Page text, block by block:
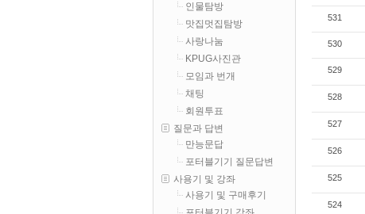
531
530
529
528
527
526
525
524
인물탐방
맛집멋집탐방
사랑나눔
KPUG사진관
모임과 번개
채팅
회원투표
질문과 답변
만능문답
포터블기기 질문답변
사용기 및 강좌
사용기 및 구매후기